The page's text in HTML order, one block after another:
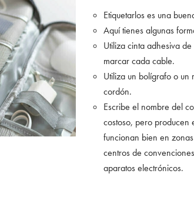
Etiquetarlos es una
Aquí tienes algunas
Utiliza cinta adhesiva
marcar cada cable.
Utiliza un bolígrafo o
cordón.
Escribe el nombre del
costoso, pero producen
funcionan bien en
centros de
aparatos electrónicos.